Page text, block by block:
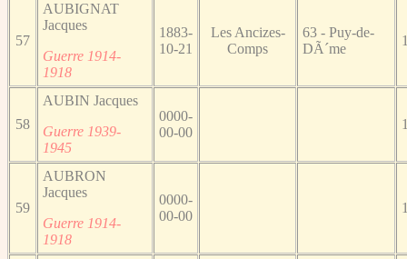
57
AUBIGNAT
Jacques
Guerre 1914-
1918
1883-
10-21
Les Ancizes-
Comps
63 - Puy-de-
DÃ´me
58
AUBIN Jacques
Guerre 1939-
1945
0000-
00-00
59
AUBRON
Jacques
Guerre 1914-
1918
0000-
00-00